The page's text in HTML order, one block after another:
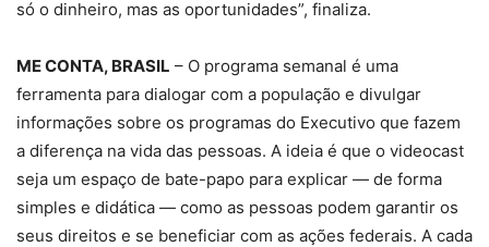
só o dinheiro, mas as oportunidades”, finaliza.
ME CONTA, BRASIL – O programa semanal é uma
ferramenta para dialogar com a população e divulgar
informações sobre os programas do Executivo que fazem
a diferença na vida das pessoas. A ideia é que o videocast
seja um espaço de bate-papo para explicar — de forma
simples e didática — como as pessoas podem garantir os
seus direitos e se beneficiar com as ações federais. A cada